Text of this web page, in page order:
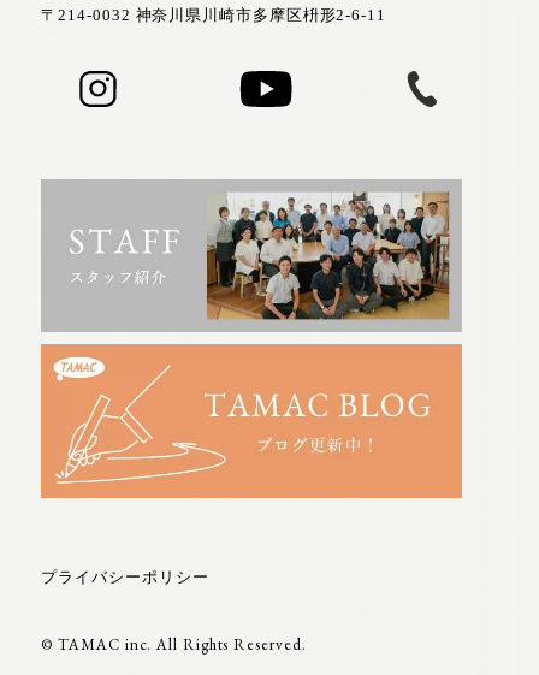
〒214-0032 神奈川県川崎市多摩区枡形2-6-11
プライバシーポリシー
© TAMAC inc. All Rights Reserved.